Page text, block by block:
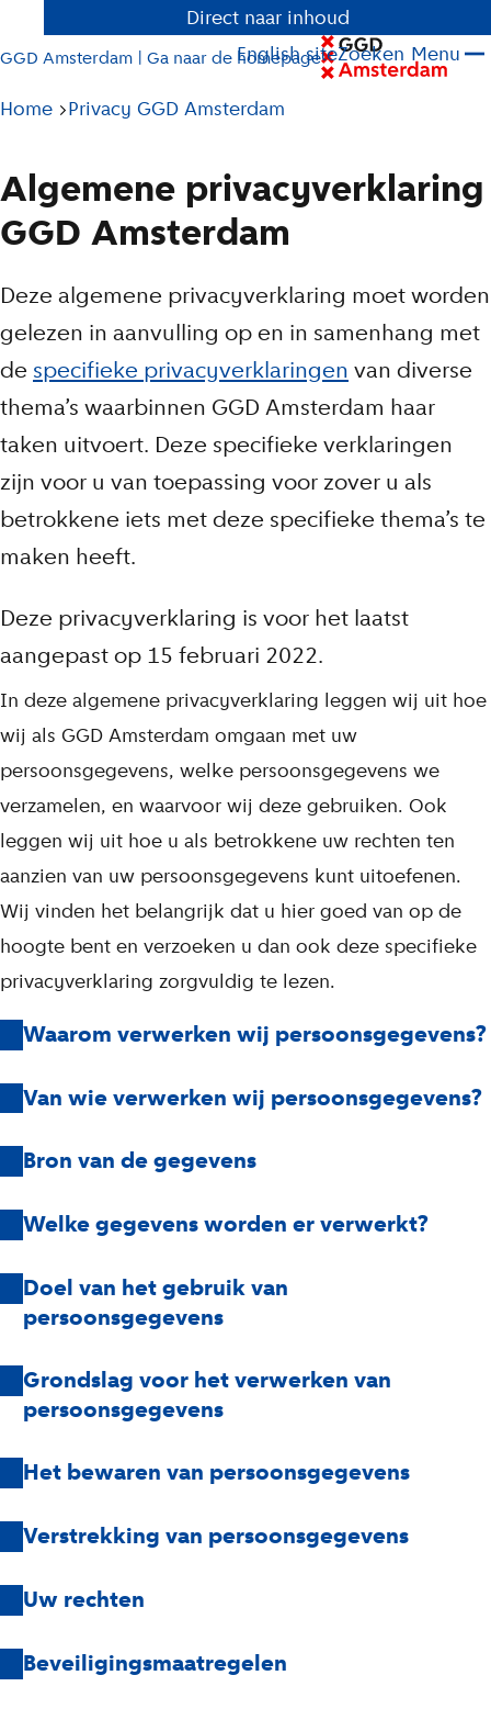
Direct naar inhoud
GGD Amsterdam | Ga naar de homepage
English siteZoeken Menu
Pad
huidige
pagina
Home Privacy GGD Amsterdam
Algemene privacyverklaring
GGD Amsterdam
Deze algemene privacyverklaring moet worden
gelezen in aanvulling op en in samenhang met
de specifieke privacyverklaringen van diverse
thema’s waarbinnen GGD Amsterdam haar
taken uitvoert. Deze specifieke verklaringen
zijn voor u van toepassing voor zover u als
betrokkene iets met deze specifieke thema’s te
maken heeft.
Deze privacyverklaring is voor het laatst
aangepast op 15 februari 2022.
In deze algemene privacyverklaring leggen wij uit hoe
wij als GGD Amsterdam omgaan met uw
persoonsgegevens, welke persoonsgegevens we
verzamelen, en waarvoor wij deze gebruiken. Ook
leggen wij uit hoe u als betrokkene uw rechten ten
aanzien van uw persoonsgegevens kunt uitoefenen.
Wij vinden het belangrijk dat u hier goed van op de
hoogte bent en verzoeken u dan ook deze specifieke
privacyverklaring zorgvuldig te lezen.
Waarom verwerken wij persoonsgegevens?
Van wie verwerken wij persoonsgegevens?
Bron van de gegevens
Welke gegevens worden er verwerkt?
Doel van het gebruik van
persoonsgegevens
Grondslag voor het verwerken van
persoonsgegevens
Het bewaren van persoonsgegevens
Verstrekking van persoonsgegevens
Uw rechten
Beveiligingsmaatregelen